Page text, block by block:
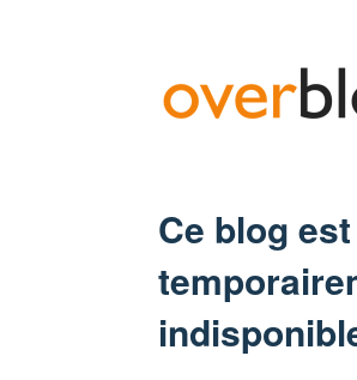
Ce blog est